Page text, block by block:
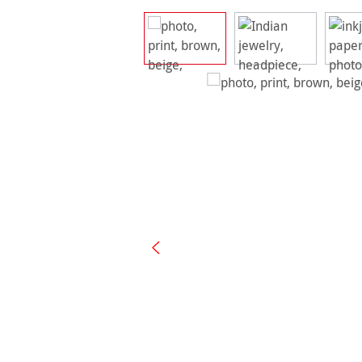
Ignorer la galerie d'images